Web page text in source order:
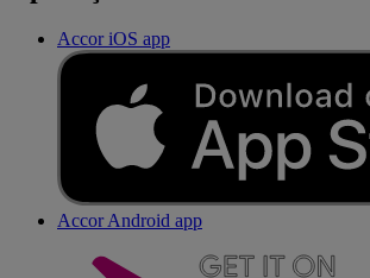
Accor iOS app
Accor Android app